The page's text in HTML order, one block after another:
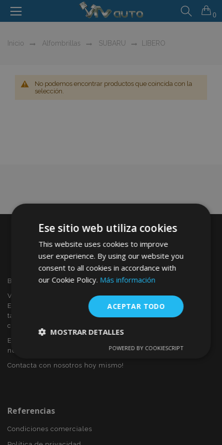
0
Inicio Alfombrillas SUBARU LIBERO
No podemos encontrar productos que coincida con la
selección.
Bienvenido a VTVAUTO
VTVAUTO es distribuidor y proveedor al por mayor en
Europa, de accesorios de automóvil, tales como:
tapacubos, derivabrisas, fundas para asientos, alfombrillas,
cubiertas cromadas, marcos, etc.
Eres interesado en dropshipping o deseas convertirte en
nuestro socio?
Contacta con nosotros hoy mismo!
Referencias
Condiciones comerciales
Ese sitio web utiliza cookies
This website uses cookies to improve
user experience. By using our website you
consent to all cookies in accordance with
our Cookie Policy. Más información
ACEPTAR TODO
MOSTRAR DETALLES
estrictamente
necesarias
Cookies de
preferencias
POWERED BY COOKIESCRIPT